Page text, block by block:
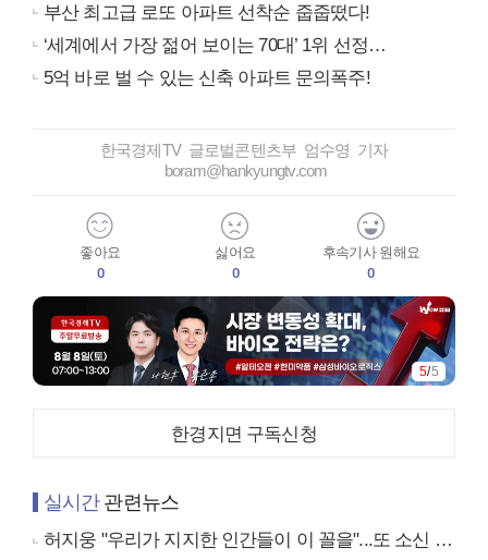
부산 최고급 로또 아파트 선착순 줍줍떴다!
‘세계에서 가장 젊어 보이는 70대’ 1위 선정…
5억 바로 벌 수 있는 신축 아파트 문의폭주!
한국경제TV 글로벌콘텐츠부 엄수영 기자
boram@hankyungtv.com
좋아요
0
싫어요
0
후속기사 원해요
0
5/5
한경지면 구독신청
실시간관련뉴스
허지웅 "우리가 지지한 인간들이 이 꼴을"...또 소신 발언